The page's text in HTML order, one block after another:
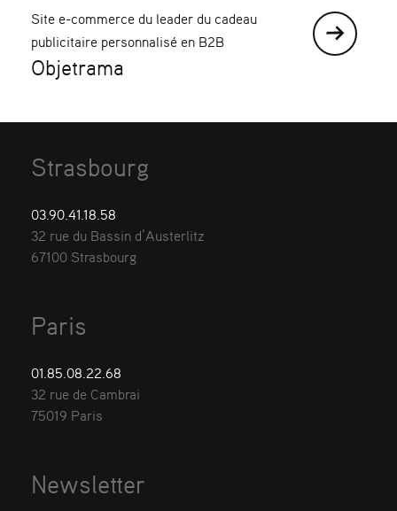
Site e-commerce du leader du cadeau
publicitaire personnalisé en B2B
Objetrama
Strasbourg
03.90.41.18.58
32 rue du Bassin d’Austerlitz
67100 Strasbourg
Paris
01.85.08.22.68
32 rue de Cambrai
75019 Paris
Newsletter